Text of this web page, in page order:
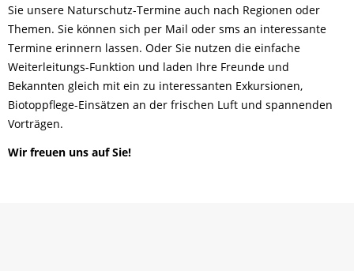
Sie unsere Naturschutz-Termine auch nach Regionen oder
Themen. Sie können sich per Mail oder sms an interessante
Termine erinnern lassen. Oder Sie nutzen die einfache
Weiterleitungs-Funktion und laden Ihre Freunde und
Bekannten gleich mit ein zu interessanten Exkursionen,
Biotoppflege-Einsätzen an der frischen Luft und spannenden
Vorträgen.
Wir freuen uns auf Sie!